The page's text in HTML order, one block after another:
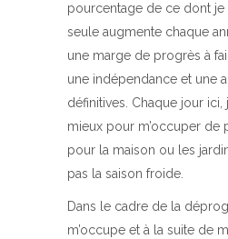
pourcentage de ce dont je
seule augmente chaque
une marge de progrès à
une indépendance et une
définitives. Chaque jour ici,
mieux pour m’occuper de
pour la maison ou les
pas la saison froide.
Dans le cadre de la
m’occupe et à la suite de